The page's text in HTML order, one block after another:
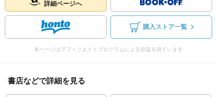
詳細ページへ
購入ストア一覧
本ページはアフィリエイトプログラムによる収益を得ています
書店などで詳細を見る